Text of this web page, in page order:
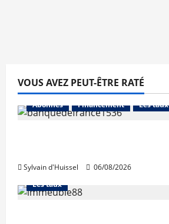
VOUS AVEZ PEUT-ÊTRE RATÉ
Abonnés Financement Les taux
Sylvain d'Huissel 06/08/2026
Abonnés Financement
Les taux